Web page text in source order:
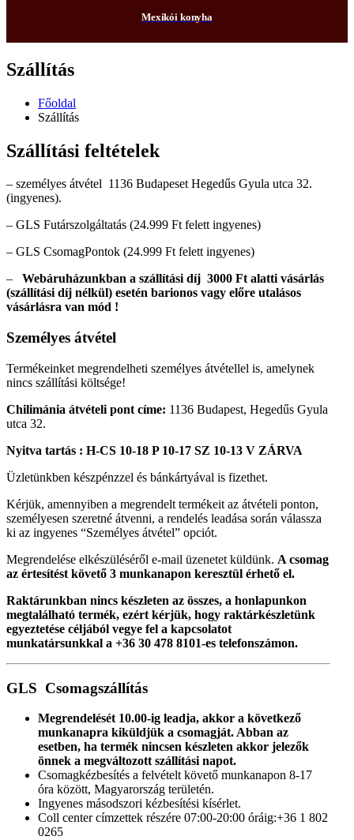
Mexikói konyha
Szállítás
Főoldal
Szállítás
Szállítási feltételek
– személyes átvétel 1136 Budapeset Hegedűs Gyula utca 32.
(ingyenes).
– GLS Futárszolgáltatás (24.999 Ft felett ingyenes)
– GLS CsomagPontok (24.999 Ft felett ingyenes)
–
Webáruházunkban a szállítási díj 3000 Ft alatti vásárlás
(szállítási díj nélkül) esetén barionos vagy előre utalásos
vásárlásra van mód !
Személyes átvétel
Termékeinket megrendelheti személyes átvétellel is, amelynek
nincs szállítási költsége!
Chilimánia átvételi pont címe: 1136 Budapest, Hegedűs Gyula
utca 32.
Nyitva tartás : H-CS 10-18 P 10-17 SZ 10-13 V ZÁRVA
Üzletünkben készpénzzel és bánkártyával is fizethet.
Kérjük, amennyiben a megrendelt termékeit az átvételi ponton,
személyesen szeretné átvenni, a rendelés leadása során válassza
ki az ingyenes “Személyes átvétel” opciót.
Megrendelése elkészüléséről e-mail üzenetet küldünk. A csomag
az értesítést követő 3 munkanapon keresztül érhető el.
Raktárunkban nincs készleten az összes, a honlapunkon
megtalálható termék, ezért kérjük, hogy raktárkészletünk
egyeztetése céljából vegye fel a kapcsolatot
munkatársunkkal a +36 30 478 8101-es telefonszámon.
GLS Csomagszállítás
Megrendelését 10.00-ig leadja, akkor a következő
munkanapra kiküldjük a csomagját. Abban az
esetben, ha termék nincsen készleten akkor jelezők
önnek a megváltozott szállítási napot.
Csomagkézbesítés a felvételt követő munkanapon 8-17
óra között, Magyarország területén.
Ingyenes másodszori kézbesítési kísérlet.
Coll center címzettek részére 07:00-20:00 óráig:+36 1 802
0265